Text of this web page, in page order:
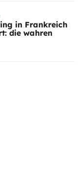
in Frankreich
die wahren